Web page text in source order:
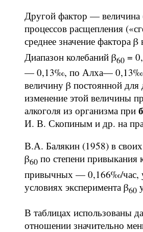
Другой фактор — величина
процессов расщепления
среднее значение фактора
Диапазон колебаний β60 =
— 0,13‰, по Алха— 0,13‰. В
величину β постоянной для
изменение этой величины
алкоголя из организма при
И. В. Скопиным и др. на
В.А. Балякин (1958) в
β60 по степени
привычных — 0,166‰/час,
условиях эксперимента β60
В таблицах использованы
отношении значительно